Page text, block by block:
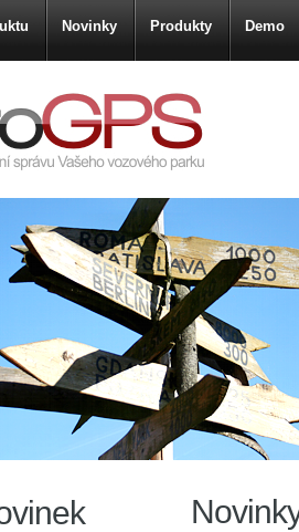
Novinky Produkty Demo